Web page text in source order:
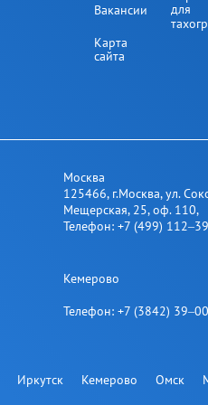
Вакансии
Карта
сайта
для
Москва
125466, г.Москва,ул.
Мещерская, 25​, оф. 110,
Телефон: +7 (499)
Кемерово
Телефон: +7 (3842)
Иркутск Кемерово Омск